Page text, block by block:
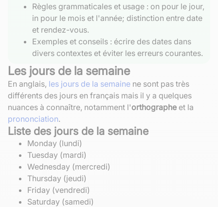
Règles grammaticales et usage : on pour le jour,
in pour le mois et l'année; distinction entre date
et rendez-vous.
Exemples et conseils : écrire des dates dans
divers contextes et éviter les erreurs courantes.
Les jours de la semaine
En anglais, les jours de la semaine ne sont pas très
différents des jours en français mais il y a quelques
nuances à connaître, notamment l'orthographe et la
prononciation.
Liste des jours de la semaine
Monday (lundi)
Tuesday (mardi)
Wednesday (mercredi)
Thursday (jeudi)
Friday (vendredi)
Saturday (samedi)